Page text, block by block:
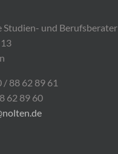
Studien- und Berufsberater
/ 88 62 89 61
62 89 60